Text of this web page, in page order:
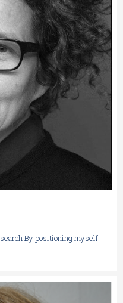
By positioning myself